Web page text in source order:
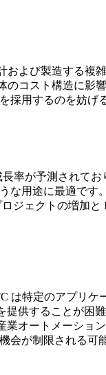
よび製造する複
コスト構造に影
用するのを妨げ
率が予測されて
な用途に最適です
ジェクトの増加
特定のアプリケ
供することが困
オートメーショ
会が制限される可